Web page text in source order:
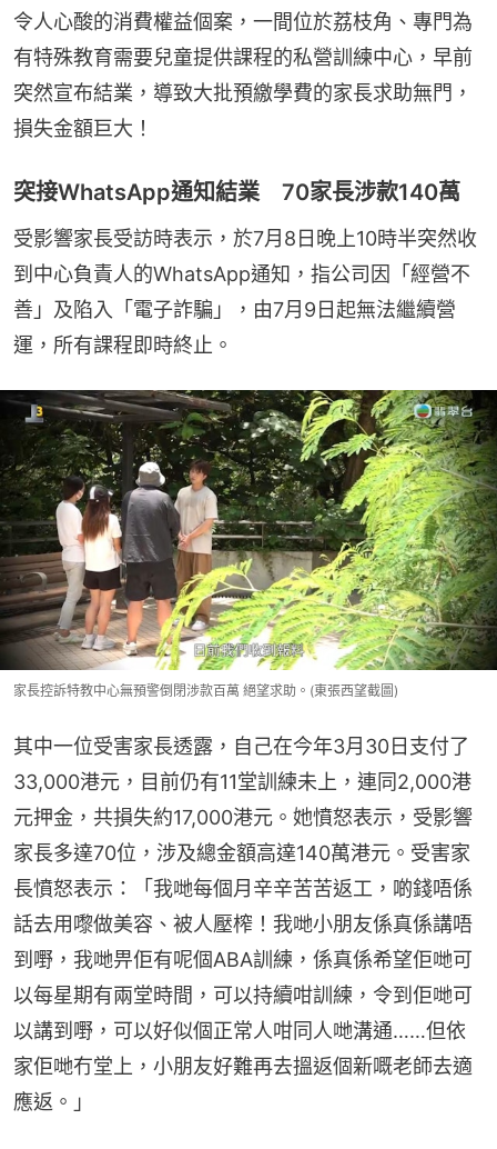
令人心酸的消費權益個案，一間位於荔枝角、專門為
有特殊教育需要兒童提供課程的私營訓練中心，早前
突然宣布結業，導致大批預繳學費的家長求助無門，
損失金額巨大！
突接WhatsApp通知結業 70家長涉款140萬
受影響家長受訪時表示，於7月8日晚上10時半突然收
到中心負責人的WhatsApp通知，指公司因「經營不
善」及陷入「電子詐騙」，由7月9日起無法繼續營
運，所有課程即時終止。
家長控訴特教中心無預警倒閉涉款百萬 絕望求助。(東張西望截圖)
其中一位受害家長透露，自己在今年3月30日支付了
33,000港元，目前仍有11堂訓練未上，連同2,000港
元押金，共損失約17,000港元。她憤怒表示，受影響
家長多達70位，涉及總金額高達140萬港元。受害家
長憤怒表示：「我哋每個月辛辛苦苦返工，啲錢唔係
話去用嚟做美容、被人壓榨！我哋小朋友係真係講唔
到嘢，我哋畀佢有呢個ABA訓練，係真係希望佢哋可
以每星期有兩堂時間，可以持續咁訓練，令到佢哋可
以講到嘢，可以好似個正常人咁同人哋溝通……但依
家佢哋冇堂上，小朋友好難再去搵返個新嘅老師去適
應返。」